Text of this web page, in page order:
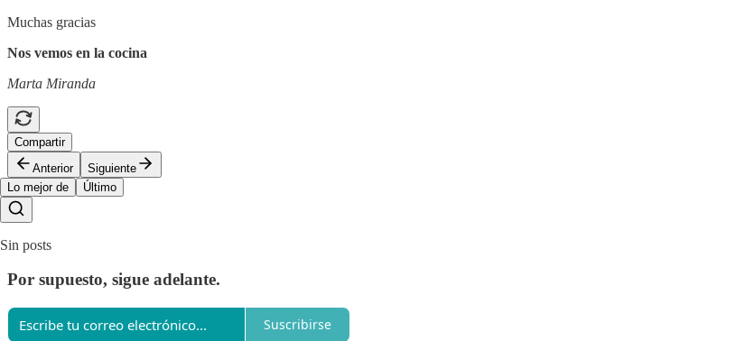
Muchas gracias
Nos vemos en la cocina
Marta Miranda
Compartir
Anterior
Siguiente
Lo mejor de
Último
Sin posts
Por supuesto, sigue adelante.
Suscribirse